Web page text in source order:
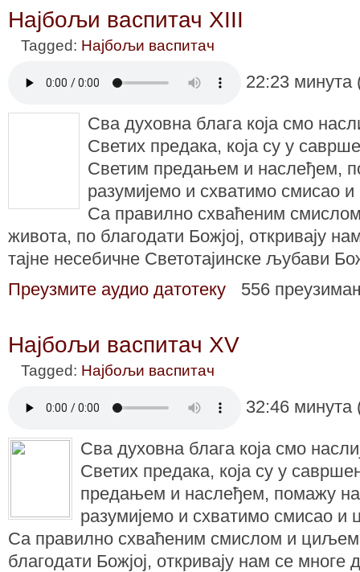
Најбољи васпитач XIII
Tagged: Најбољи васпитач
22:23
Сва духовна блага која смо
Светих предака, која су у
Светим предањем и наслеђем,
разумијемо и схватимо смисао
Са правилно схваћеним
живота, по благодати Божјој, откривају
тајне несебичне Светотајинске љубави
Преузмите аудио датотеку
556
Најбољи васпитач XV
Tagged: Најбољи васпитач
32:46
Сва духовна блага која смо
Светих предака, која су у
предањем и наслеђем, помажу
разумијемо и схватимо смисао
Са правилно схваћеним смислом и
благодати Божјој, откривају нам се многе